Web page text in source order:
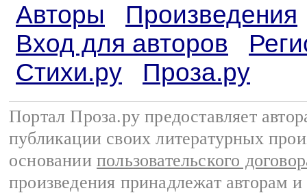
Авторы
Произведения
Вход для авторов
Стихи.ру
Проза.ру
Портал Проза.ру предоставляет
публикации своих литературных
основании пользовательского
произведения принадлежат авторам